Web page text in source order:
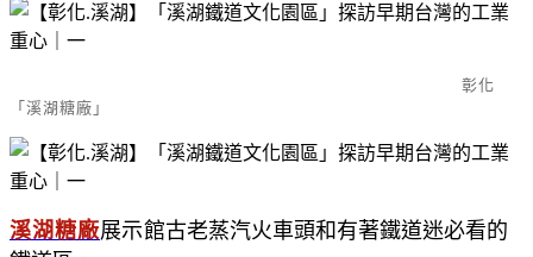
彰化
「溪湖糖廠」
溪湖糖廠展示館古老蒸汽火車頭和 有著鐵道迷必看的